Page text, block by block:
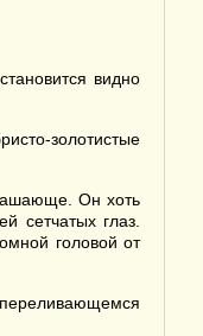
видно
золотистые
Он хоть
сетчатых глаз.
головой от
переливающемся